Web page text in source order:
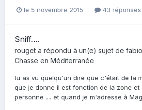
le 5 novembre 2015 43 réponses
Sniff….
rouget a répondu à un(e) sujet de
Chasse en Méditerranée
tu as vu quelqu'un dire que c'était de la
que je donne il est fonction de la zone
personne .... et quand je m'adresse à